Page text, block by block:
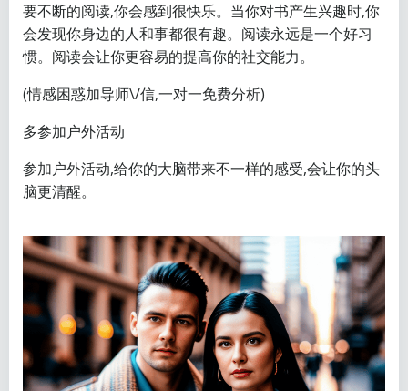
要不断的阅读,你会感到很快乐。当你对书产生兴趣时,你
会发现你身边的人和事都很有趣。阅读永远是一个好习
惯。阅读会让你更容易的提高你的社交能力。
(情感困惑加导师\/信,一对一免费分析)
多参加户外活动
参加户外活动,给你的大脑带来不一样的感受,会让你的头
脑更清醒。